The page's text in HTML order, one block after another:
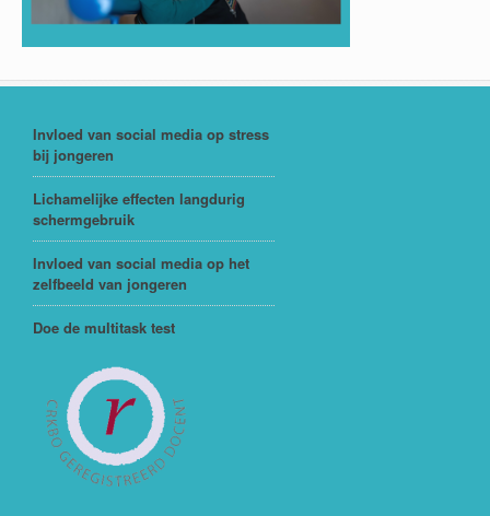
Invloed van social media op stress
bij jongeren
Lichamelijke effecten langdurig
schermgebruik
Invloed van social media op het
zelfbeeld van jongeren
Doe de multitask test